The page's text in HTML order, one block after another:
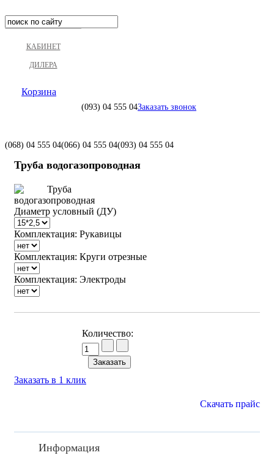
КАБИНЕТ
ДИЛЕРА
Корзина
(093) 04 555 04Заказать звонок
(068) 04 555 04(066) 04 555 04(093) 04 555 04
Труба водогазопроводная
Диаметр условный (ДУ)
Комплектация: Рукавицы
Комплектация: Круги отрезные
Комплектация: Электроды
Количество:
Заказать в 1 клик
Скачать прайс
Информация